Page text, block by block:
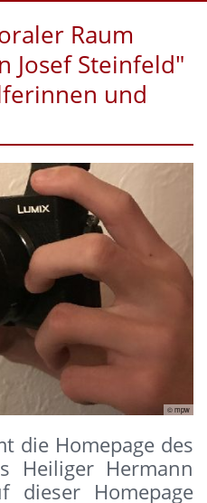
Raum
Josef Steinfeld"
und
© mpw
die Homepage des
Heiliger Hermann
dieser Homepage